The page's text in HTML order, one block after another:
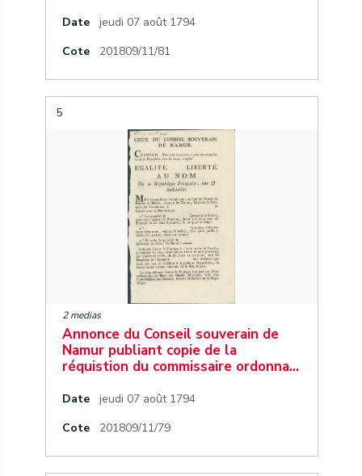
Date
jeudi 07 août 1794
Cote
201809/11/81
5
2 medias
Annonce du Conseil souverain de
Namur publiant copie de la
réquistion du commissaire ordonna…
Date
jeudi 07 août 1794
Cote
201809/11/79